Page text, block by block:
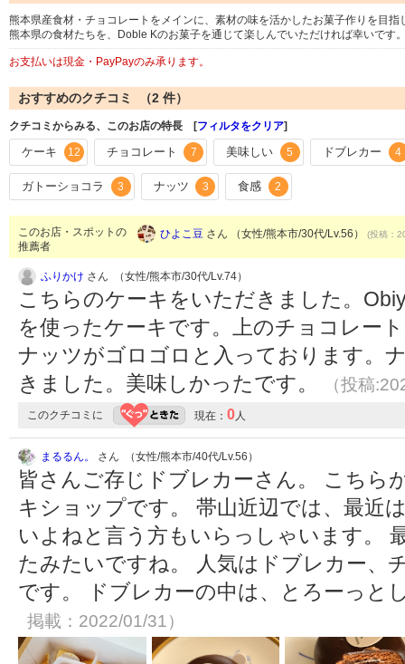
熊本県産食材・チョコレートをメインに、素材の味を活かしたお菓子作りを目指
熊本県の食材たちを、Doble Kのお菓子を通じて楽しんでいただければ幸いです
お支払いは現金・PayPayのみ承ります。
おすすめのクチコミ （2 件）
クチコミからみる、このお店の特長 [フィルタをクリア]
ケーキ 12 チョコレート 7 美味しい 5 ドブレカー 4
ガトーショコラ 3 ナッツ 3 食感 2
このお店・スポットの
推薦者
ひよこ豆 さん （女性/熊本市/30代/Lv.56） (投稿：
ふりかけ さん （女性/熊本市/30代/Lv.74）
こちらのケーキをいただきました。
を使ったケーキです。上のチョコレー
ナッツがゴロゴロと入っております。
きました。美味しかったです。
（投稿
このクチコミに 現在： 0人
まるるん。 さん （女性/熊本市/40代/Lv.56）
皆さんご存じドブレカーさん。 こちら
キショップです。 帯山近辺では、最近
いよねと言う方もいらっしゃいます。
たみたいですね。 人気はドブレカー、
です。 ドブレカーの中は、とろーっと
掲載：2022/01/31）